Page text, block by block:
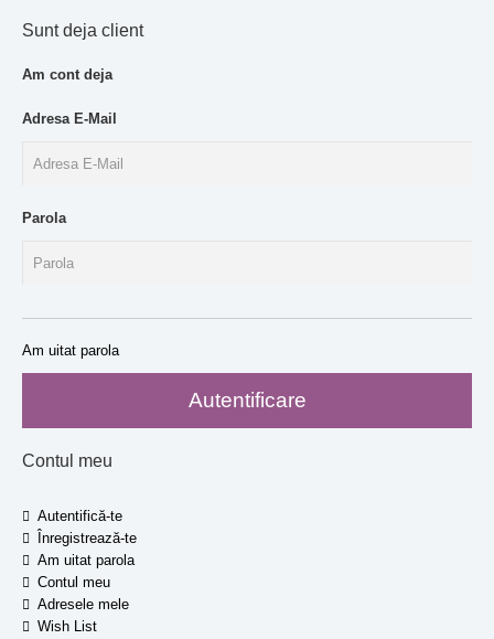
Sunt deja client
Am cont deja
Adresa E-Mail
Parola
Am uitat parola
Contul meu
Autentifică-te
Înregistrează-te
Am uitat parola
Contul meu
Adresele mele
Wish List